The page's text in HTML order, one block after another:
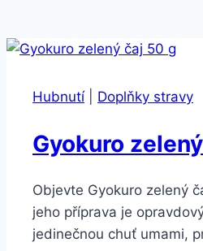
Hubnutí| Doplňky stravy
Gyokuro
Objevte Gyokuro zelený
jeho příprava je
jedinečnou chuť umami,